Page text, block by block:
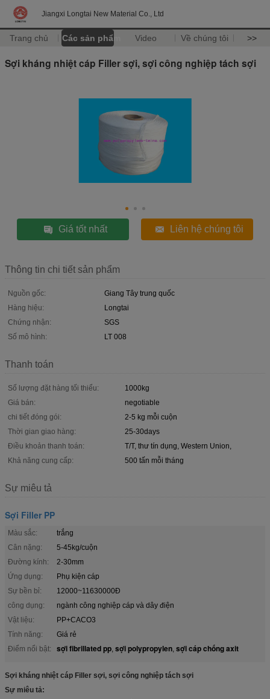
Jiangxi Longtai New Material Co., Ltd
Trang chủ Các sản phẩm Video Về chúng tôi >>
Sợi kháng nhiệt cáp Filler sợi, sợi công nghiệp tách sợi
Giá tốt nhất Liên hệ chúng tôi
Thông tin chi tiết sản phẩm
Nguồn gốc:
Giang Tây trung quốc
Hàng hiệu:
Longtai
Chứng nhận:
SGS
Số mô hình:
LT 008
Thanh toán
Số lượng đặt hàng tối thiểu:
1000kg
Giá bán:
negotiable
chi tiết đóng gói:
2-5 kg ​​mỗi cuộn
Thời gian giao hàng:
25-30days
Điều khoản thanh toán:
T/T, thư tín dụng, Western Union,
Khả năng cung cấp:
500 tấn mỗi tháng
Sự miêu tả
Sợi Filler PP
Màu sắc:
trắng
Cân nặng:
5-45kg/cuộn
Đường kính:
2-30mm
Ứng dụng:
Phụ kiện cáp
Sự bền bỉ:
12000~11630000Đ
công dụng:
ngành công nghiệp cáp và dây điện
Vật liệu:
PP+CACO3
Tính năng:
Giá rẻ
Điểm nổi bật:
sợi fibrillated pp, sợi polypropylen, sợi cáp chống axit
Sợi kháng nhiệt cáp Filler sợi, sợi công nghiệp tách sợi
Sự miêu tả: